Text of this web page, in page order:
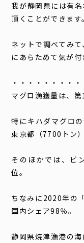
我が静岡県には有
頂くことができます。
ネットで調べてみ
にあらためて気が付
・・・・・・・・・
マグロ漁獲量は、第
特にキハダマグロ
東京都（7700 トン）
そのほかでは、ビ
位。
ちなみに 2020年の
国内シェア98％。
静岡県焼津漁港の